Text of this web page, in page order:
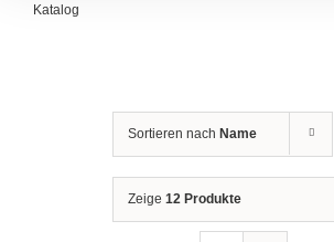
Katalog
Sortieren nach Name
Zeige 12 Produkte